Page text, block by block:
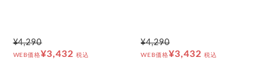
¥4,290
WEB価格¥3,432 税込
¥4,290
WEB価格¥3,432 税込